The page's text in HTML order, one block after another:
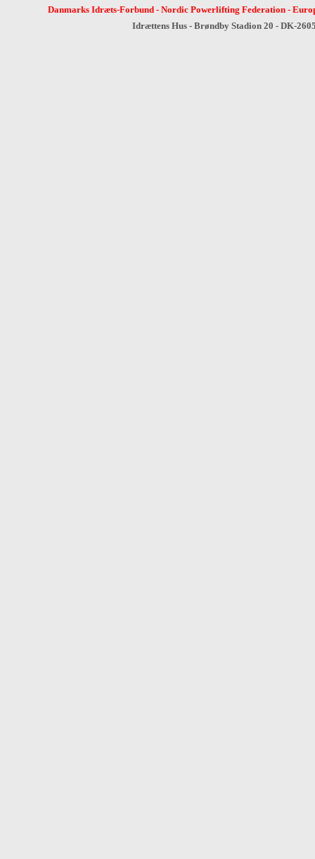
Danmarks Idræts-Forbund- Nordic Powerlifting Federation-
Idrættens Hus - Brøndby Stadion 20 - DK-